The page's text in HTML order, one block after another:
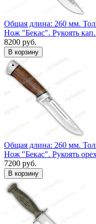
Общая длина: 260 мм.
Нож "Бекас". Рукоять
8200 руб.
Общая длина: 260 мм.
Нож "Бекас". Рукоять
7200 руб.